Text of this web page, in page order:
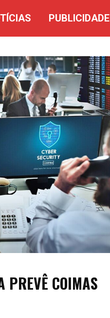
PUBLICIDADE
PREVÊ COIMAS